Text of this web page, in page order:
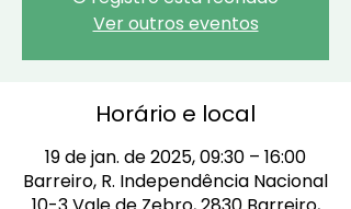
Ver outros eventos
Horário e local
19 de jan. de 2025, 09:30 – 16:00
Barreiro, R. Independência Nacional